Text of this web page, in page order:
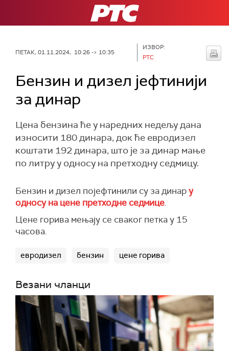
РТС
ПЕТАК, 01.11.2024, 10:26 -> 10:35
ИЗВОР:
РТС
Бензин и дизел јефтинији
за динар
Цена бензина ће у наредних недељу дана
износити 180 динара, док ће евродизел
коштати 192 динара, што је за динар мање
по литру у односу на претходну седмицу.
Бензин и дизел појефтинили су за динару
односу на цене претходне седмице.
Цене горива мењају се сваког петка у 15
часова.
евродизел бензин цене горива
Везани чланци